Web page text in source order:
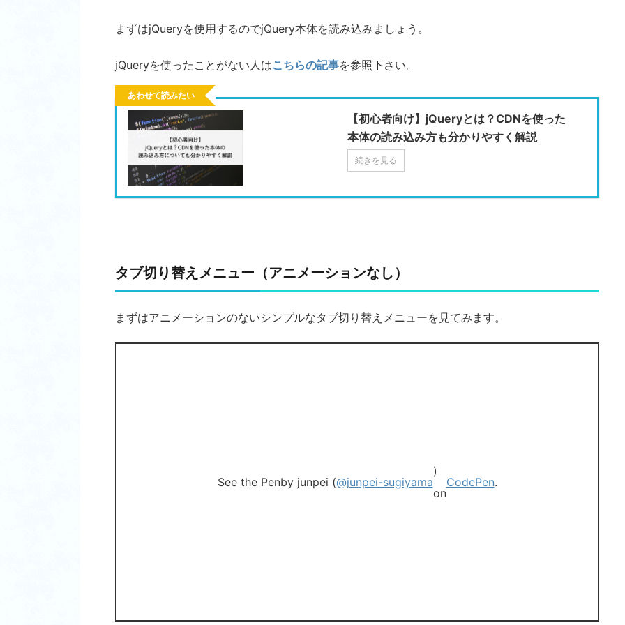
まずはjQueryを使用するのでjQuery本体を読み込みましょう。
jQueryを使ったことがない人はこちらの記事を参照下さい。
あわせて読みたい
【初心者向け】jQueryとは？CDNを使った
本体の読み込み方も分かりやすく解説
続きを見る
タブ切り替えメニュー（アニメーションなし）
まずはアニメーションのないシンプルなタブ切り替えメニューを見てみます。
See the Penby junpei (@junpei-sugiyama
)
on
CodePen.